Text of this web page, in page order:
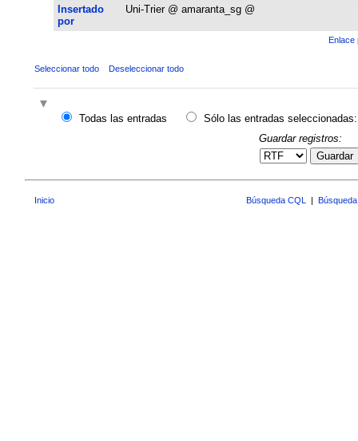
Insertado
por
Uni-Trier @ amaranta_sg @
Enlace
Seleccionar todo Deseleccionar todo
Todas las entradas
Sólo las entradas seleccionadas:
Guardar registros:
Guardar
Inicio Búsqueda CQL